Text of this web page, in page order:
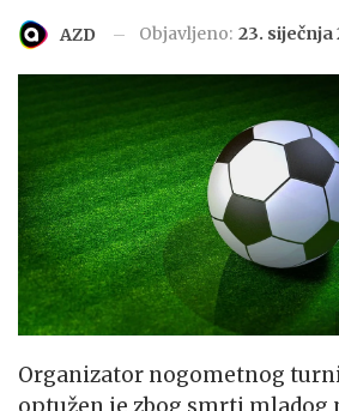
AZD Objavljeno: 23. siječnja
Organizator nogometnog